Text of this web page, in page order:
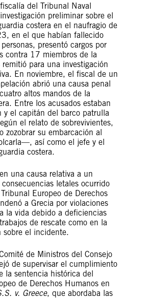
del Tribunal Naval
preliminar sobre el
costera en el naufragio de
en el que habían fallecido
presentó cargos por
contra 17 miembros de la
remitió para una investigación
En noviembre, el fiscal de un
abrió una causa penal
altos mandos de la
Entre los acusados estaban
y el capitán del barco patrulla
el relato de sobrevivientes,
zozobrar su embarcación al
así como el jefe y el
costera.
una causa relativa a un
letales ocurrido
Europeo de Derechos
a Grecia por violaciones
la vida debido a deficiencias
de rescate como en la
sobre el incidente.
de Ministros del Consejo
de supervisar el cumplimiento
la sentencia histórica del
de Derechos Humanos en
v. Greece, que abordaba las